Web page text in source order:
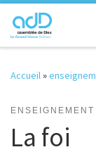
Passer au contenu
Accueil»
ENSEIGNEMENT
La foi